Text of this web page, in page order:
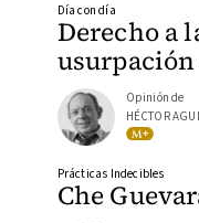
Derecho a
Día con día
Opinión de
HÉCTOR
Che
Prácticas Indecibles